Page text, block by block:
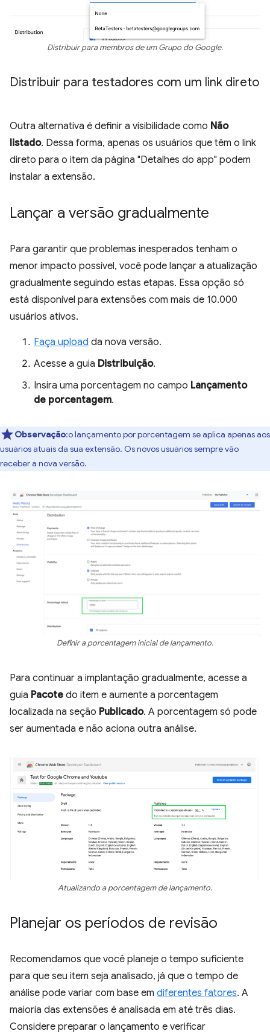
Distribuir para membros de um Grupo do Google.
Distribuir para testadores com um link direto
Outra alternativa é definir a visibilidade como Não
listado. Dessa forma, apenas os usuários que têm o link
direto para o item da página "Detalhes do app" podem
instalar a extensão.
Lançar a versão gradualmente
Para garantir que problemas inesperados tenham o
menor impacto possível, você pode lançar a atualização
gradualmente seguindo estas etapas. Essa opção só
está disponível para extensões com mais de 10.000
usuários ativos.
Faça upload da nova versão.
Acesse a guia Distribuição.
Insira uma porcentagem no campo Lançamento
de porcentagem.
Observação:o lançamento por porcentagem se aplica apenas aos
usuários atuais da sua extensão. Os novos usuários sempre vão
receber a nova versão.
Definir a porcentagem inicial de lançamento.
Para continuar a implantação gradualmente, acesse a
guia Pacote do item e aumente a porcentagem
localizada na seção Publicado. A porcentagem só pode
ser aumentada e não aciona outra análise.
Atualizando a porcentagem de lançamento.
Planejar os períodos de revisão
Recomendamos que você planeje o tempo suficiente
para que seu item seja analisado, já que o tempo de
análise pode variar com base em diferentes fatores. A
maioria das extensões é analisada em até três dias.
Considere preparar o lançamento e verificar